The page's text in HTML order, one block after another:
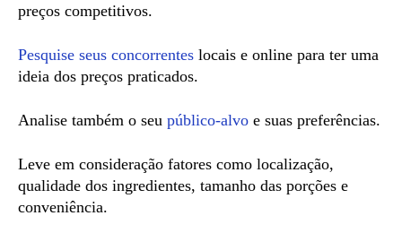
preços competitivos.
Pesquise seus concorrentes locais e online para ter uma
ideia dos preços praticados.
Analise também o seu público-alvo e suas preferências.
Leve em consideração fatores como localização,
qualidade dos ingredientes, tamanho das porções e
conveniência.